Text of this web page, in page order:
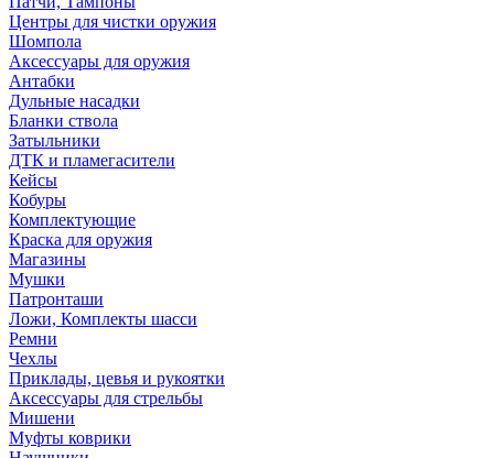
Центры для чистки оружия
Шомпола
Аксессуары для оружия
Антабки
Дульные насадки
Бланки ствола
Затыльники
ДТК и пламегасители
Кейсы
Кобуры
Комплектующие
Краска для оружия
Магазины
Мушки
Патронташи
Ложи, Комплекты шасси
Ремни
Чехлы
Приклады, цевья и рукоятки
Аксессуары для стрельбы
Мишени
Муфты коврики